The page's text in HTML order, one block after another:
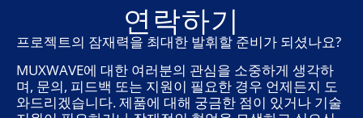
연락하기
프로젝트의 잠재력을 최대한 발휘할 준비가 되셨나요?
MUXWAVE에 대한 여러분의 관심을 소중하게 생각하
며, 문의, 피드백 또는 지원이 필요한 경우 언제든지 도
와드리겠습니다. 제품에 대해 궁금한 점이 있거나 기술